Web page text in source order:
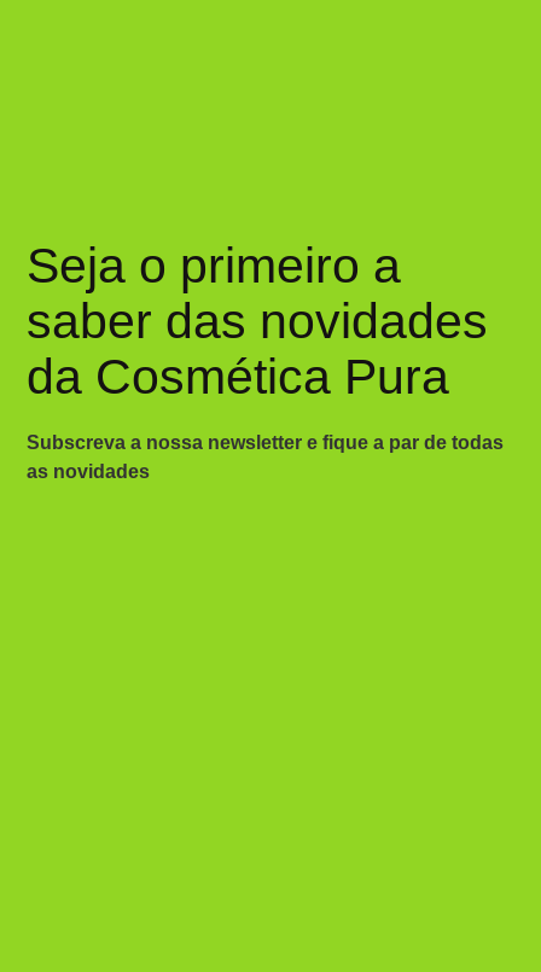
Seja o primeiro a
saber das novidades
da Cosmética Pura
Subscreva a nossa newsletter e fique a par de todas
as novidades